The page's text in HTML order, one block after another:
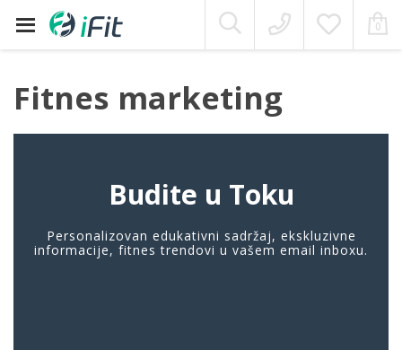
0
Moj Nalog
Fitnes marketing
Budite u Toku
Personalizovan edukativni sadržaj, ekskluzivne
informacije, fitnes trendovi u vašem email inboxu.